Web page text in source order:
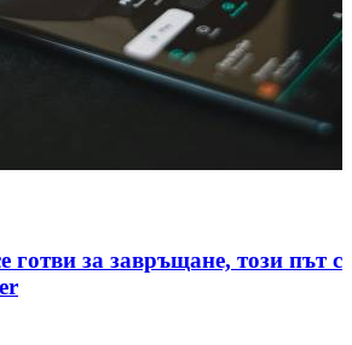
готви за завръщане, този път с